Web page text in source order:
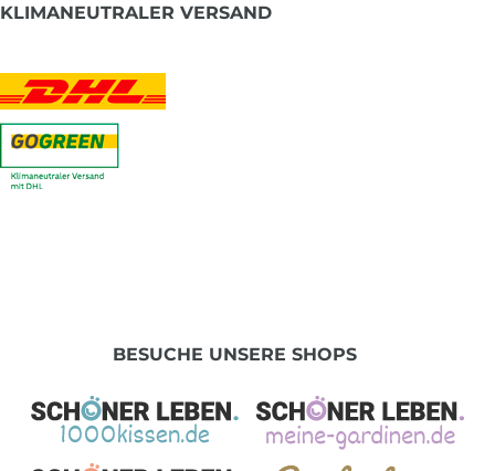
KLIMANEUTRALER VERSAND
BESUCHE UNSERE SHOPS